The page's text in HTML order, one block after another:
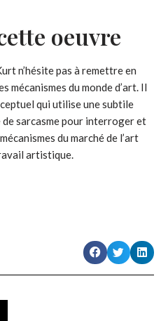
oeuvre
n’hésite pas à remettre en
mécanismes du monde d’art. Il
qui utilise une subtile
de sarcasme pour interroger et
du marché de l’art
artistique.